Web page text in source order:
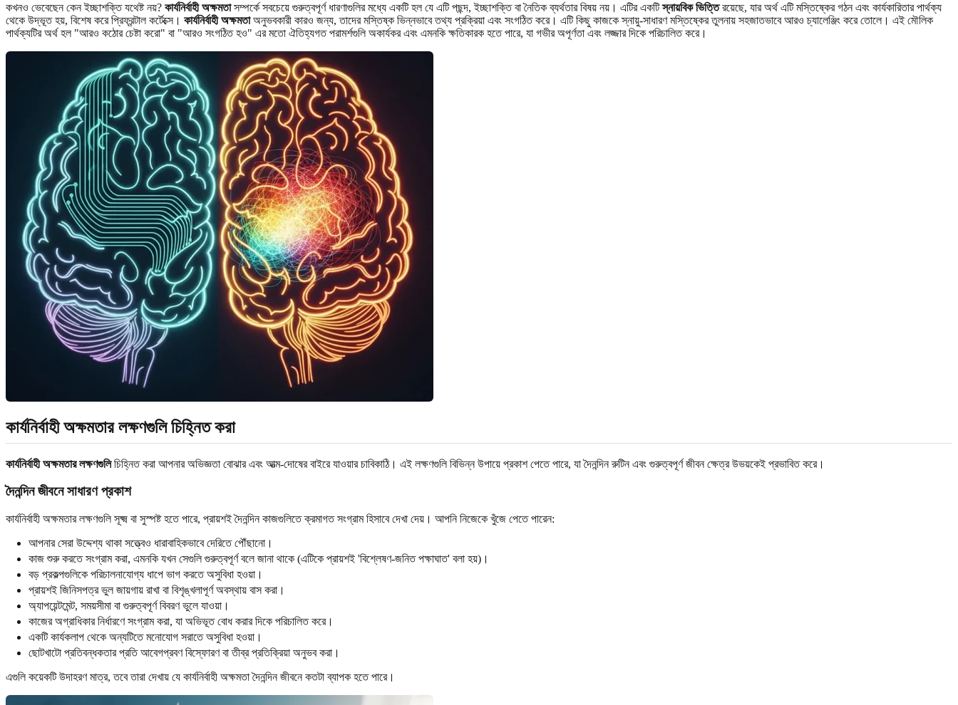
কখনও ভেবেছেন কেন ইচ্ছাশক্তি যথেষ্ট নয়? কার্যনির্বাহী অক্ষমতাসম্পর্কে সবচেয়ে গুরুত্বপূর্ণ ধারণাগুলির মধ্যে একটি হল যে এটি পছন্দ, ইচ্ছাশক্তি বা নৈতিক ব্যর্থতার বিষয় নয়। এটির একটিস্নায়বিক ভিত্তিরয়েছে, যার অর্থ এটি মস্তিষ্কের গঠন এবং কার্যকারিতার পার্থক্য
থেকে উদ্ভূত হয়, বিশেষ করে প্রিফ্রন্টাল কর্টেক্সে। কার্যনির্বাহী অক্ষমতাঅনুভবকারী কারও জন্য, তাদের মস্তিষ্ক ভিন্নভাবে তথ্য প্রক্রিয়া এবং সংগঠিত করে। এটি কিছু কাজকে স্নায়ু-সাধারণ মস্তিষ্কের তুলনায় সহজাতভাবে আরও চ্যালেঞ্জিং করে তোলে। এই মৌলিক
পার্থক্যটির অর্থ হল "আরও কঠোর চেষ্টা করো" বা "আরও সংগঠিত হও" এর মতো ঐতিহ্যগত পরামর্শগুলি অকার্যকর এবং এমনকি ক্ষতিকারক হতে পারে, যা গভীর অপূর্ণতা এবং লজ্জার দিকে পরিচালিত করে।
কার্যনির্বাহী অক্ষমতার লক্ষণগুলি চিহ্নিত করা
কার্যনির্বাহী অক্ষমতার লক্ষণগুলিচিহ্নিত করা আপনার অভিজ্ঞতা বোঝার এবং আত্ম-দোষের বাইরে যাওয়ার চাবিকাঠি। এই লক্ষণগুলি বিভিন্ন উপায়ে প্রকাশ পেতে পারে, যা দৈনন্দিন রুটিন এবং গুরুত্বপূর্ণ জীবন ক্ষেত্র উভয়কেই প্রভাবিত করে।
দৈনন্দিন জীবনে সাধারণ প্রকাশ
কার্যনির্বাহী অক্ষমতার লক্ষণগুলি সূক্ষ্ম বা সুস্পষ্ট হতে পারে, প্রায়শই দৈনন্দিন কাজগুলিতে ক্রমাগত সংগ্রাম হিসাবে দেখা দেয়। আপনি নিজেকে খুঁজে পেতে পারেন:
আপনার সেরা উদ্দেশ্য থাকা সত্ত্বেও ধারাবাহিকভাবে দেরিতে পৌঁছানো।
কাজ শুরু করতে সংগ্রাম করা, এমনকি যখন সেগুলি গুরুত্বপূর্ণ বলে জানা থাকে (এটিকে প্রায়শই 'বিশ্লেষণ-জনিত পক্ষাঘাত' বলা হয়)।
বড় প্রকল্পগুলিকে পরিচালনাযোগ্য ধাপে ভাগ করতে অসুবিধা হওয়া।
প্রায়শই জিনিসপত্র ভুল জায়গায় রাখা বা বিশৃঙ্খলাপূর্ণ অবস্থায় বাস করা।
অ্যাপয়েন্টমেন্ট, সময়সীমা বা গুরুত্বপূর্ণ বিবরণ ভুলে যাওয়া।
কাজের অগ্রাধিকার নির্ধারণে সংগ্রাম করা, যা অভিভূত বোধ করার দিকে পরিচালিত করে।
একটি কার্যকলাপ থেকে অন্যটিতে মনোযোগ সরাতে অসুবিধা হওয়া।
ছোটখাটো প্রতিবন্ধকতার প্রতি আবেগপ্রবণ বিস্ফোরণ বা তীব্র প্রতিক্রিয়া অনুভব করা।
এগুলি কয়েকটি উদাহরণ মাত্র, তবে তারা দেখায় যে কার্যনির্বাহী অক্ষমতা দৈনন্দিন জীবনে কতটা ব্যাপক হতে পারে।